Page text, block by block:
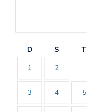
D S T
1
2
3 4 5